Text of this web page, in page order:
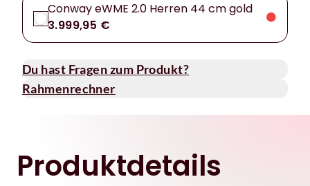
Conway eWME 2.0 Herren 44 cm gold
3.999,95 €
Du hast Fragen zum Produkt?
Rahmenrechner
Produktdetails